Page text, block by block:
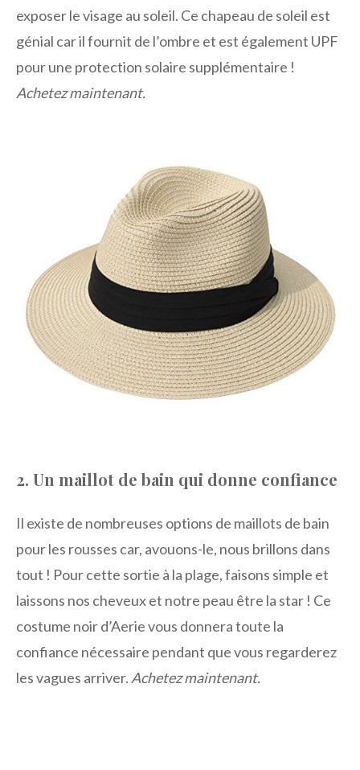
exposer le visage au soleil. Ce chapeau de soleil est
génial car il fournit de l’ombre et est également UPF
pour une protection solaire supplémentaire !
Achetez maintenant.
2. Un maillot de bain qui donne confiance
Il existe de nombreuses options de maillots de bain
pour les rousses car, avouons-le, nous brillons dans
tout ! Pour cette sortie à la plage, faisons simple et
laissons nos cheveux et notre peau être la star ! Ce
costume noir d’Aerie vous donnera toute la
confiance nécessaire pendant que vous regarderez
les vagues arriver.Achetez maintenant.